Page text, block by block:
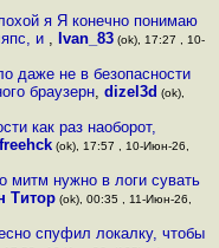
я Я конечно понимаю
и , Ivan_83(ok), 17:27 , 10-
даже не в безопасности
браузерн, dizel3d (ok),
как раз наоборот,
freehck (ok), 17:57 , 10-Июн-26,
митм нужно в логи сувать
Титор(ok), 00:35 , 11-Июн-26,
спуфил локалку, чтобы